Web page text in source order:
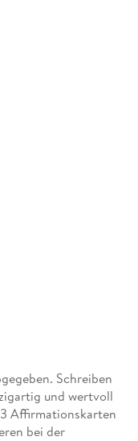
Schreiben
und wertvoll
Affirmationskarten
bei der